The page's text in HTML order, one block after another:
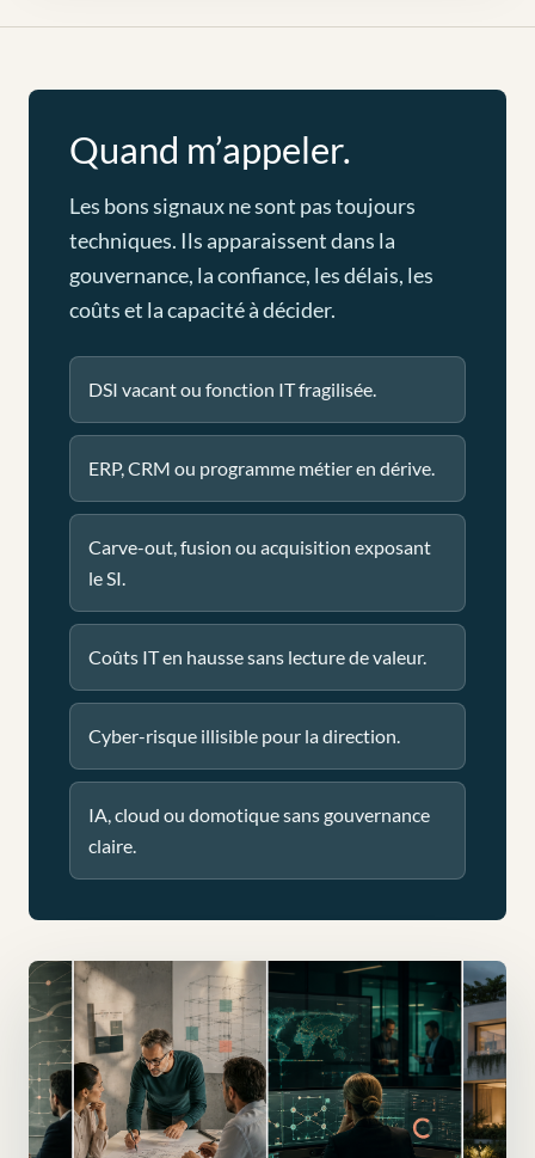
Quand m’appeler.
Les bons signaux ne sont pas toujours
techniques. Ils apparaissent dans la
gouvernance, la confiance, les délais, les
coûts et la capacité à décider.
DSI vacant ou fonction IT fragilisée.
ERP, CRM ou programme métier en dérive.
Carve-out, fusion ou acquisition exposant
le SI.
Coûts IT en hausse sans lecture de valeur.
Cyber-risque illisible pour la direction.
IA, cloud ou domotique sans gouvernance
claire.